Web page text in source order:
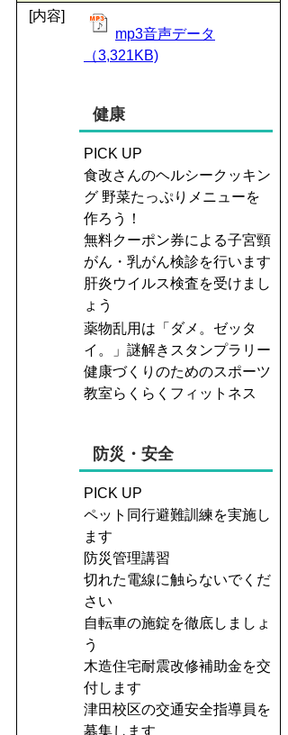
[内容]
mp3音声データ
（3,321KB)
健康
PICK UP
食改さんのヘルシークッキン
グ 野菜たっぷりメニューを
作ろう！
無料クーポン券による子宮頸
がん・乳がん検診を行います
肝炎ウイルス検査を受けまし
ょう
薬物乱用は「ダメ。ゼッタ
イ。」謎解きスタンプラリー
健康づくりのためのスポーツ
教室らくらくフィットネス
防災・安全
PICK UP
ペット同行避難訓練を実施し
ます
防災管理講習
切れた電線に触らないでくだ
さい
自転車の施錠を徹底しましょ
う
木造住宅耐震改修補助金を交
付します
津田校区の交通安全指導員を
募集します